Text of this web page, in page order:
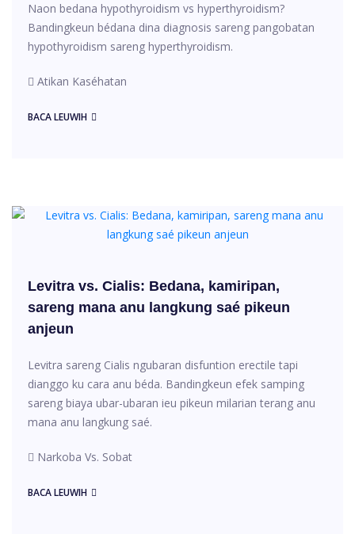
Naon bedana hypothyroidism vs hyperthyroidism?
Bandingkeun bédana dina diagnosis sareng pangobatan
hypothyroidism sareng hyperthyroidism.
Atikan Kaséhatan
BACA LEUWIH
Levitra vs. Cialis: Bedana, kamiripan,
sareng mana anu langkung saé pikeun
anjeun
Levitra sareng Cialis ngubaran disfuntion erectile tapi
dianggo ku cara anu béda. Bandingkeun efek samping
sareng biaya ubar-ubaran ieu pikeun milarian terang anu
mana anu langkung saé.
Narkoba Vs. Sobat
BACA LEUWIH